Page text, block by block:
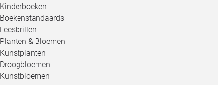
Kinderboeken
Boekenstandaards
Leesbrillen
Planten & Bloemen
Kunstplanten
Droogbloemen
Kunstbloemen